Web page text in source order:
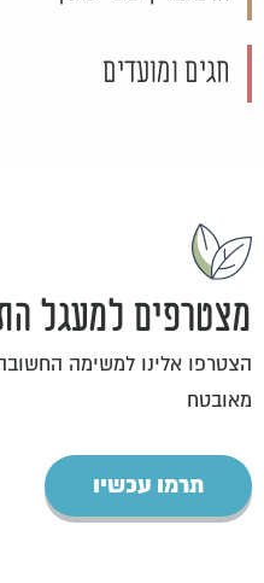
חגים ומועדים
מצטרפים למעגל
הצטרפו אלינו למשימה
מאובטח
תרמו עכשיו